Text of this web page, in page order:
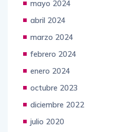
mayo 2024
abril 2024
marzo 2024
febrero 2024
enero 2024
octubre 2023
diciembre 2022
julio 2020